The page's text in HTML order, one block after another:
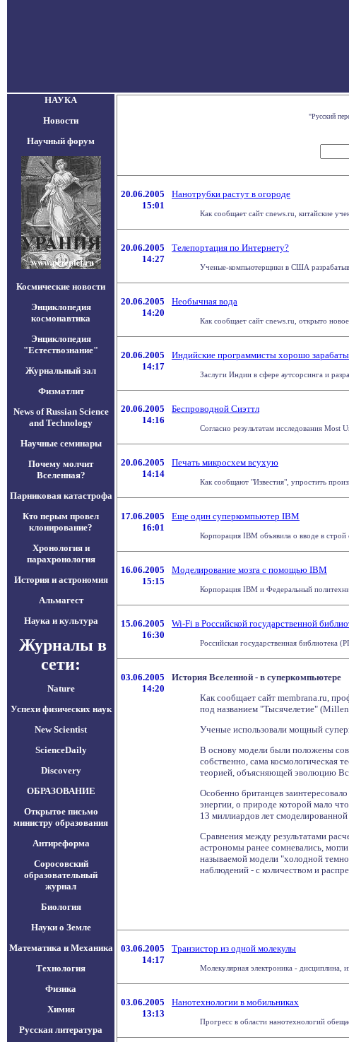
НАУКА
Новости
Научный форум
Космические новости
Энциклопедия
космонавтика
Энциклопедия
"Естествознание"
Журнальный зал
Физматлит
News of Russian Science
and Technology
Научные семинары
Почему молчит
Вселенная?
Парниковая катастрофа
Кто перым провел
клонирование?
Хронология и
парахронология
История и астрономия
Альмагест
Наука и культура
Журналы в
сети:
Nature
Успехи физических наук
New Scientist
ScienceDaily
Discovery
ОБРАЗОВАНИЕ
Открытое письмо
министру образования
Антиреформа
Соросовский
образовательный
журнал
Биология
Науки о Земле
Математика и Механика
Технология
Физика
Химия
Русская литература
"Русский
20.06.2005
15:01
Нанотрубки растут в огороде
Как сообщает сайт cnews.ru, китайские
20.06.2005
14:27
Телепортация по Интернету?
Ученые-компьютерщики в США
20.06.2005
14:20
Необычная вода
Как сообщает сайт cnews.ru, открыто
20.06.2005
14:17
Индийские программисты хорошо
Заслуги Индии в сфере аутсорсинга и
20.06.2005
14:16
Беспроводной Сиэттл
Согласно результатам исследования
20.06.2005
14:14
Печать микросхем всухую
Как сообщают "Известия", упростить
17.06.2005
16:01
Еще один суперкомпьютер IBM
Корпорация IBM объявила о вводе в строй
16.06.2005
15:15
Моделирование мозга с помощью IBM
Корпорация IBM и Федеральный
15.06.2005
16:30
Wi-Fi в Российской государственной
Российская государственная
03.06.2005
14:20
История Вселенной - в суперкомпьютере
Как сообщает сайт membrana.ru,
под названием "Тысячелетие"
Ученые использовали мощный
В основу модели были положены
собственно, сама космологическая
теорией, объясняющей эволюцию
Особенно британцев
энергии, о природе которой мало
13 миллиардов лет
Сравнения между результатами
астрономы ранее сомневались,
называемой модели "холодной
наблюдений - с количеством и
03.06.2005
14:17
Транзистор из одной молекулы
Молекулярная электроника - дисциплина,
03.06.2005
13:13
Нанотехнологии в мобильниках
Прогресс в области нанотехнологий